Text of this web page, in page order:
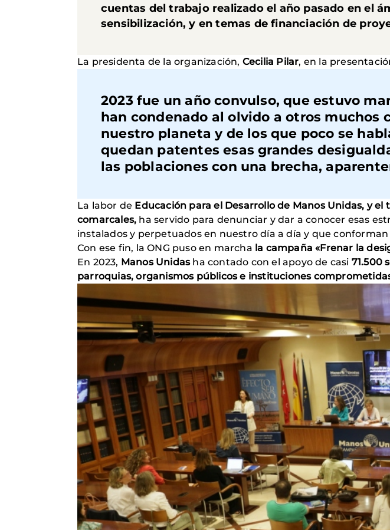
cuentas del trabajo realizado el año pasado en el
sensibilización, y en temas de financiación de
La presidenta de la organización, Cecilia Pilar, en la
2023 fue un año convulso, que estuvo
han condenado al olvido a otros muchos
nuestro planeta y de los que poco se
quedan patentes esas grandes
las poblaciones con una brecha,
La labor de Educación para el Desarrollo de Manos Unidas, y
comarcales, ha servido para denunciar y dar a conocer esas
instalados y perpetuados en nuestro día a día y que
Con ese fin, la ONG puso en marcha la campaña «Frenar la
En 2023, Manos Unidasha contado con el apoyo de casi 71.500
parroquias, organismos públicos e instituciones